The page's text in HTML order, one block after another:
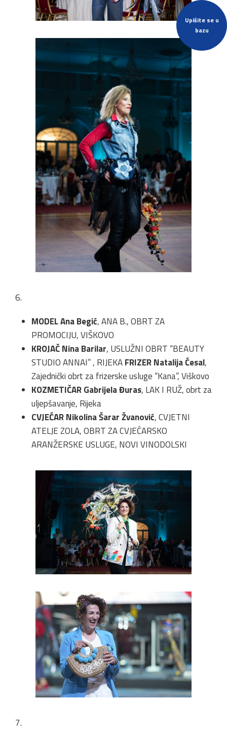
Upišite se u
bazu
6.
MODEL Ana Begić, ANA B., OBRT ZA
PROMOCIJU, VIŠKOVO
KROJAČ Nina Barilar, USLUŽNI OBRT “BEAUTY
STUDIO ANNAI” , RIJEKAFRIZER Natalija Ćesal,
Zajednički obrt za frizerske usluge “Kana”, Viškovo
KOZMETIČAR Gabrijela Đuras, LAK I RUŽ, obrt za
uljepšavanje, Rijeka
CVJEĆAR Nikolina Šarar Žvanović, CVJETNI
ATELJE ZOLA, OBRT ZA CVJEĆARSKO
ARANŽERSKE USLUGE, NOVI VINODOLSKI
7.